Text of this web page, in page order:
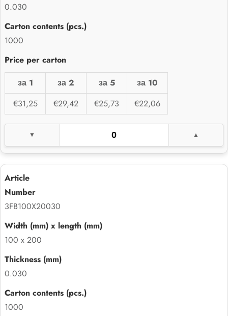
0.030
1000
за 1 за 2 за 5
за 10
€31,25
€29,42 €25,73 €22,06
3FB100X20030
100 x 200
0.030
1000